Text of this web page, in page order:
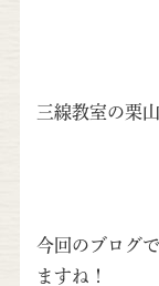
三線教室の栗
今回のブログ
ますね！